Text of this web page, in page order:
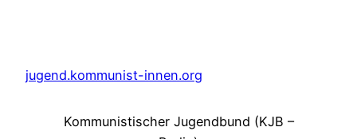
jugend.kommunist-innen.org
Kommunistischer Jugendbund (KJB –